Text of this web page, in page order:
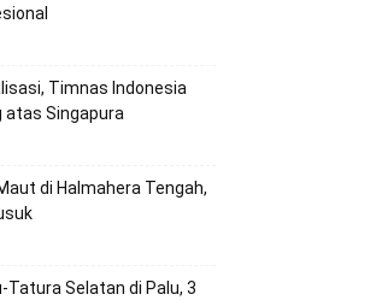
Timnas Indonesia
atas Singapura
di Halmahera Tengah,
Tatura Selatan di Palu, 3